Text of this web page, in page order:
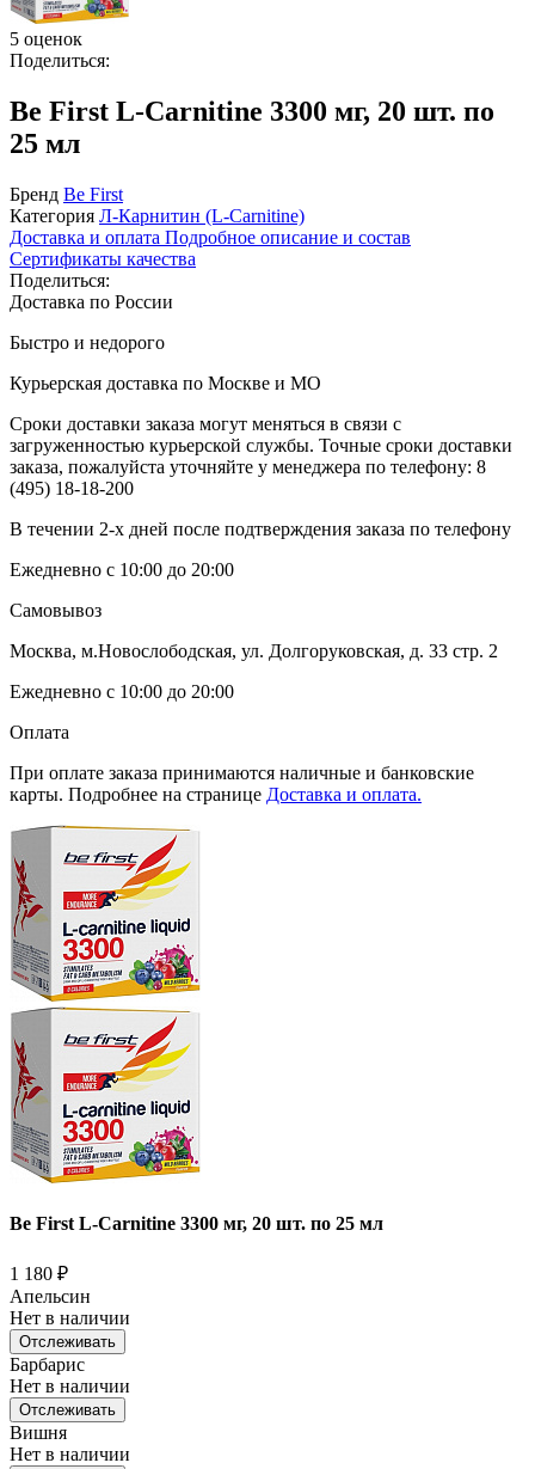
5 оценок
Поделиться:
Be First L-Carnitine 3300 мг, 20 шт. по
25 мл
Бренд Be First
Категория Л-Карнитин (L-Сarnitine)
Доставка и оплата Подробное описание и состав
Сертификаты качества
Поделиться:
Доставка по России
Быстро и недорого
Курьерская доставка по Москве и МО
Сроки доставки заказа могут меняться в связи с
загруженностью курьерской службы. Точные сроки доставки
заказа, пожалуйста уточняйте у менеджера по телефону: 8
(495) 18-18-200
В течении 2-х дней после подтверждения заказа по телефону
Ежедневно с 10:00 до 20:00
Самовывоз
Москва, м.Новослободская, ул. Долгоруковская, д. 33 стр. 2
Ежедневно с 10:00 до 20:00
Оплата
При оплате заказа принимаются наличные и банковские
карты. Подробнее на странице Доставка и оплата.
Be First L-Carnitine 3300 мг, 20 шт. по 25 мл
1 180 ₽
Апельсин
Нет в наличии
Отслеживать
Барбарис
Нет в наличии
Отслеживать
Вишня
Нет в наличии